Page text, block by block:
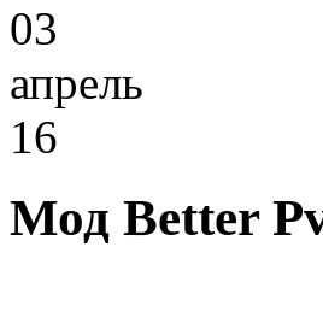
03
апрель
16
Мод Better